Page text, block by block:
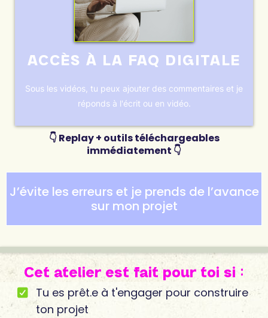
ACCÈS À LA FAQ DIGITALE
Sous les vidéos, tu peux ajouter des commentaires et je
réponds à l'écrit ou en vidéo.
👇Replay+ outils téléchargeables
immédiatement 👇
J’évite les erreurs et je prends de l’avance
sur mon projet
Cet atelier est fait pour toi si :
Tu es prêt.e à t'engager pour construire
ton projet